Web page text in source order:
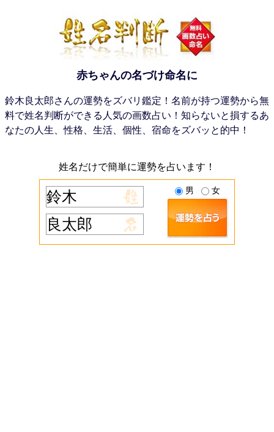
赤ちゃんの名づけ命名に
鈴木良太郎さんの運勢をズバリ鑑定！名前が持つ運勢から無
料で姓名判断ができる人気の画数占い！知らないと損するあ
なたの人生、性格、生活、個性、宿命をズバッと的中！
姓名だけで簡単に運勢を占います！
男 女